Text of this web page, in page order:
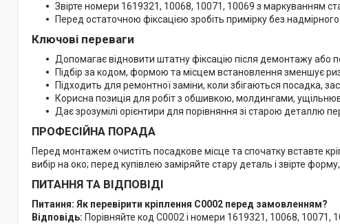
Звірте номери 1619321, 10068, 10071, 10069 з маркуванням
Перед остаточною фіксацією зробіть примірку без
Ключові переваги
Допомагає відновити штатну фіксацію після демонтажу або
Підбір за кодом, формою та місцем встановлення зменшує
Підходить для ремонтної заміни, коли збігаються посадка,
Корисна позиція для робіт з обшивкою, молдингами,
Дає зрозумілі орієнтири для порівняння зі старою деталлю
ПРОФЕСІЙНА ПОРАДА
Перед монтажем очистіть посадкове місце та спочатку вставте
вибір на око; перед купівлею заміряйте стару деталь і звірте
ПИТАННЯ ТА ВІДПОВІДІ
Питання: Як перевірити кріплення C0002 перед замовленням?
Відповідь: Порівняйте код C0002 і номери 1619321, 10068, 10071,